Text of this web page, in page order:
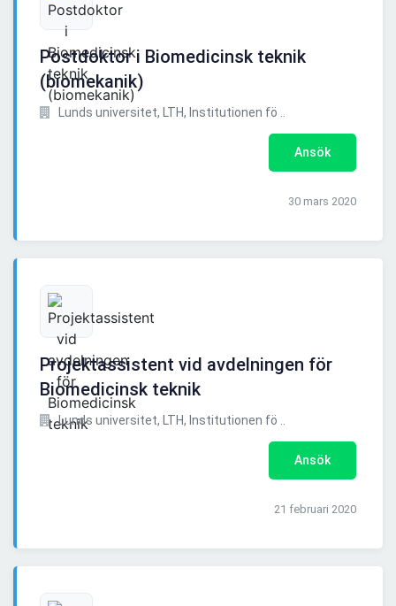
Postdoktor i Biomedicinsk teknik
(biomekanik)
Lunds universitet, LTH, Institutionen fö ..
Ansök
30 mars 2020
Projektassistent vid avdelningen för
Biomedicinsk teknik
Lunds universitet, LTH, Institutionen fö ..
Ansök
21 februari 2020